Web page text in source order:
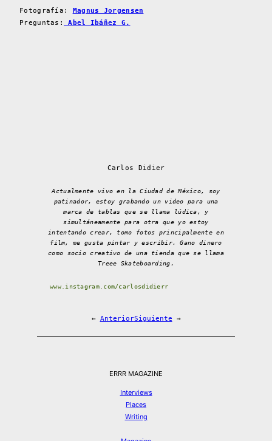
Fotografía:
Magnus Jorgensen
Preguntas:
Abel Ibáñez G.
Carlos Didier
Actualmente vivo en la Ciudad de México, soy
patinador, estoy grabando un video para una
marca de tablas que se llama lúdica, y
simultáneamente para otra que yo estoy
intentando crear, tomo fotos principalmente en
film, me gusta pintar y escribir. Gano dinero
como socio creativo de una tienda que se llama
Treee Skateboarding.
www.instagram.com/carlosdidierr
← AnteriorSiguiente →
ERRR MAGAZINE
Interviews
Places
Writing